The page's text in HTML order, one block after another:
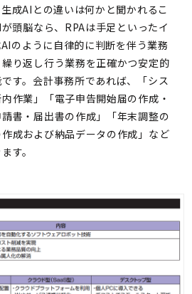
成AIとの違いは何かと聞かれるこ
頭脳なら、RPAは手足といったイ
のように自律的に判断を伴う業務
り返し行う業務を正確かつ安定的
す。会計事務所であれば、「シス
作業」「電子申告開始届の作成・
書・届出書の作成」「年末調整の
成および納品データの作成」など
す。